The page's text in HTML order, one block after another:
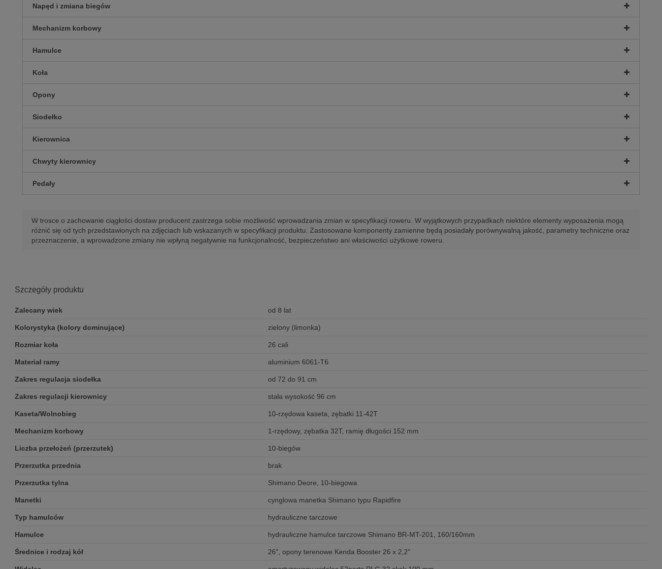
Napęd i zmiana biegów
Mechanizm korbowy
Hamulce
Koła
Opony
Siodełko
Kierownica
Chwyty kierownicy
Pedały
W trosce o zachowanie ciągłości dostaw producent zastrzega sobie możliwość wprowadzania zmian w specyfikacji roweru. W wyjątkowych przypadkach niektóre elementy wyposażenia mogą
różnić się od tych przedstawionych na zdjęciach lub wskazanych w specyfikacji produktu. Zastosowane komponenty zamienne będą posiadały porównywalną jakość, parametry techniczne oraz
przeznaczenie, a wprowadzone zmiany nie wpłyną negatywnie na funkcjonalność, bezpieczeństwo ani właściwości użytkowe roweru.
Szczegóły produktu
Zalecany wiek od 8 lat
Kolorystyka (kolory dominujące) zielony (limonka)
Rozmiar koła 26 cali
Materiał ramy aluminium 6061-T6
Zakres regulacja siodełka od 72 do 91 cm
Zakres regulacji kierownicy stała wysokość 96 cm
Kaseta/Wolnobieg 10-rzędowa kaseta, zębatki 11-42T
Mechanizm korbowy 1-rzędowy, zębatka 32T, ramię długości 152 mm
Liczba przełożeń (przerzutek) 10-biegów
Przerzutka przednia brak
Przerzutka tylna Shimano Deore, 10-biegowa
Manetki cynglowa manetka Shimano typu Rapidfire
Typ hamulców hydrauliczne tarczowe
Hamulce hydrauliczne hamulce tarczowe Shimano BR-MT-201, 160/160mm
Średnice i rodzaj kół 26", opony terenowe Kenda Booster 26 x 2,2"